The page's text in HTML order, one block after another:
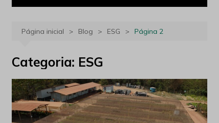
Página inicial Blog ESG Página 2
Categoria: ESG